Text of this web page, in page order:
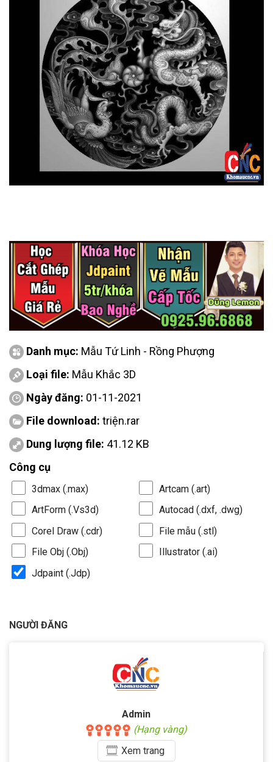
Danh mục: Mẫu Tứ Linh - Rồng Phượng
Loại file: Mẫu Khắc 3D
Ngày đăng: 01-11-2021
File download: triện.rar
Dung lượng file: 41.12 KB
Công cụ
3dmax (.max)
Artcam (.art)
ArtForm (.Vs3d)
Autocad (.dxf, .dwg)
Corel Draw (.cdr)
File mẫu (.stl)
File Obj (.Obj)
Illustrator (.ai)
Jdpaint (.Jdp)
NGƯỜI ĐĂNG
Admin
(Hạng vàng)
Xemtrang